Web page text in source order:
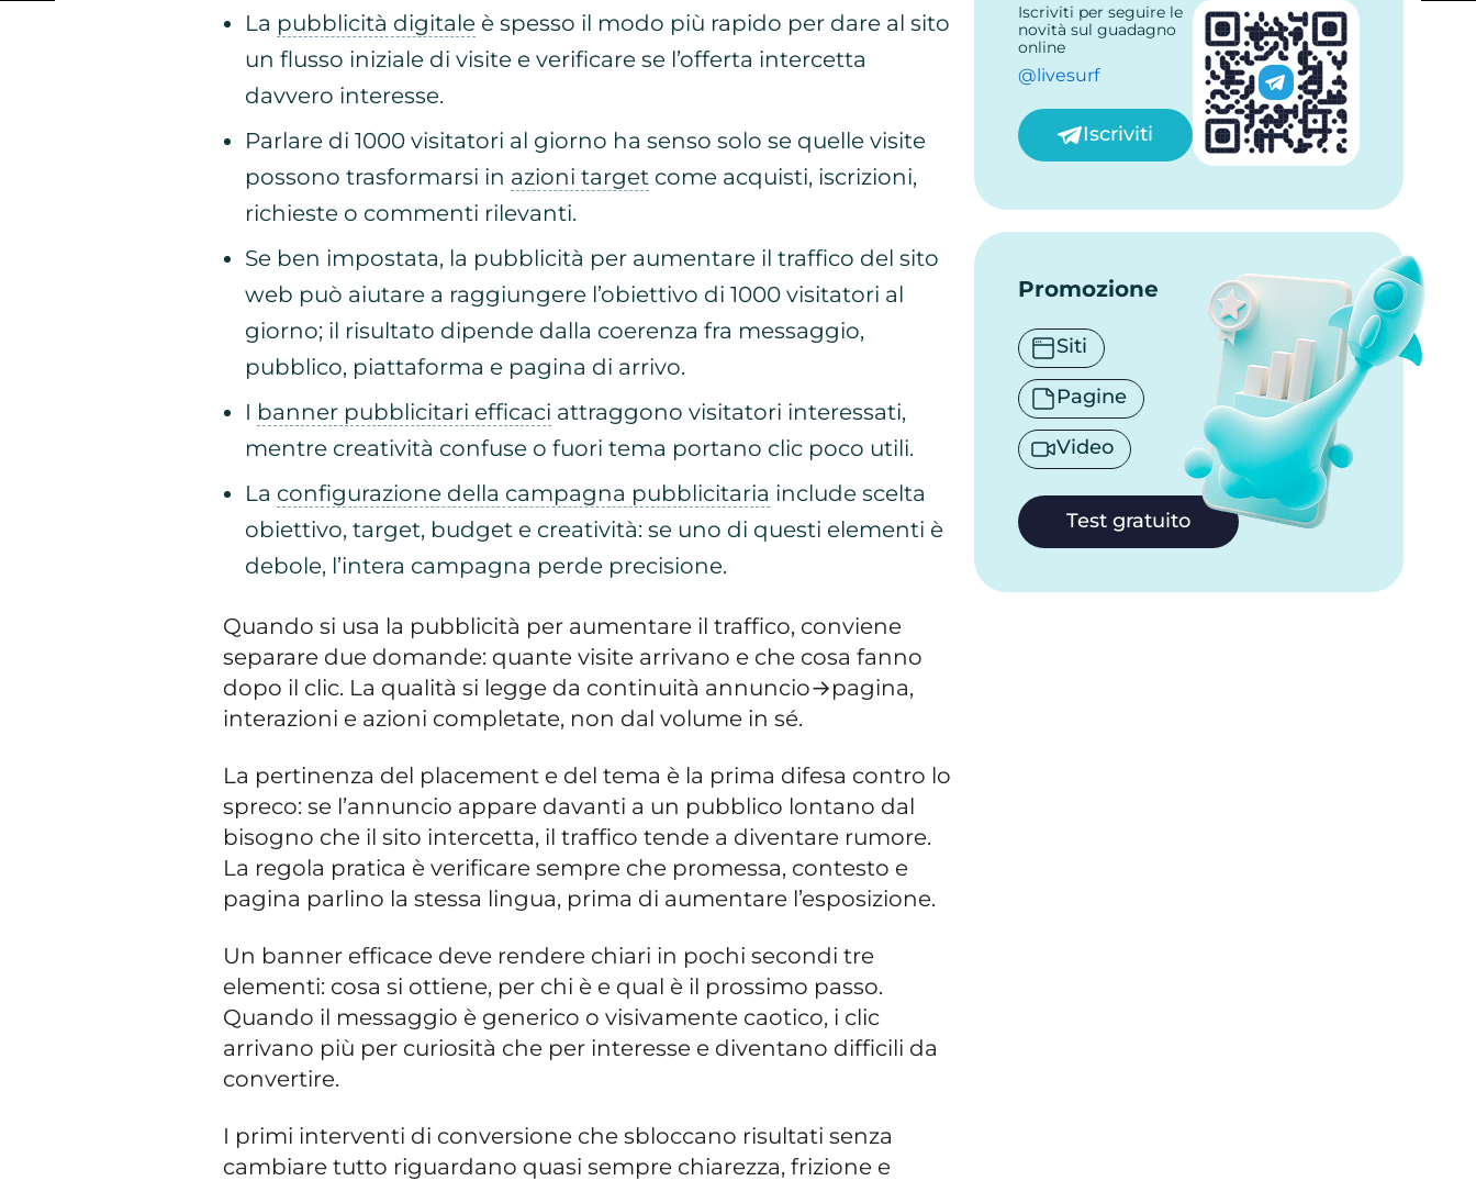
La pubblicità digitaleè spesso il modo più rapido per dare al sito
un flusso iniziale di visite e verificare se l’offerta intercetta
davvero interesse.
Parlare di 1000 visitatori al giorno ha senso solo se quelle visite
possono trasformarsi in azioni targetcome acquisti, iscrizioni,
richieste o commenti rilevanti.
Se ben impostata, la pubblicità per aumentare il traffico del sito
web può aiutare a raggiungere l’obiettivo di 1000 visitatori al
giorno; il risultato dipende dalla coerenza fra messaggio,
pubblico, piattaforma e pagina di arrivo.
I banner pubblicitari efficaci attraggono visitatori interessati,
mentre creatività confuse o fuori tema portano clic poco utili.
La configurazione della campagna pubblicitaria include scelta
obiettivo, target, budget e creatività: se uno di questi elementi è
debole, l’intera campagna perde precisione.
Quando si usa la pubblicità per aumentare il traffico, conviene
separare due domande: quante visite arrivano e che cosa fanno
dopo il clic. La qualità si legge da continuità annuncio→pagina,
interazioni e azioni completate, non dal volume in sé.
La pertinenza del placement e del tema è la prima difesa contro lo
spreco: se l’annuncio appare davanti a un pubblico lontano dal
bisogno che il sito intercetta, il traffico tende a diventare rumore.
La regola pratica è verificare sempre che promessa, contesto e
pagina parlino la stessa lingua, prima di aumentare l’esposizione.
Un banner efficace deve rendere chiari in pochi secondi tre
elementi: cosa si ottiene, per chi è e qual è il prossimo passo.
Quando il messaggio è generico o visivamente caotico, i clic
arrivano più per curiosità che per interesse e diventano difficili da
convertire.
I primi interventi di conversione che sbloccano risultati senza
cambiare tutto riguardano quasi sempre chiarezza, frizione e
Iscriviti per seguire le
novità sul guadagno
online
@livesurf
Iscriviti
Promozione
Siti
Pagine
Video
Test gratuito